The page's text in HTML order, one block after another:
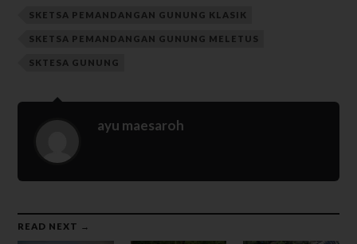
SKETSA PEMANDANGAN GUNUNG KLASIK
SKETSA PEMANDANGAN GUNUNG MELETUS
SKTESA GUNUNG
ayu maesaroh
READ NEXT →